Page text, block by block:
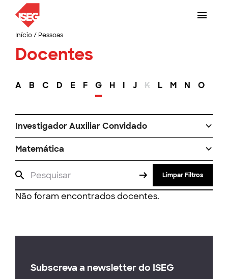
Início/ Pessoas
Docentes
A B C D E F G H I J K L M N O
Investigador Auxiliar Convidado
Matemática
Limpar Filtros
Não foram encontrados docentes.
Subscreva a newsletter do ISEG